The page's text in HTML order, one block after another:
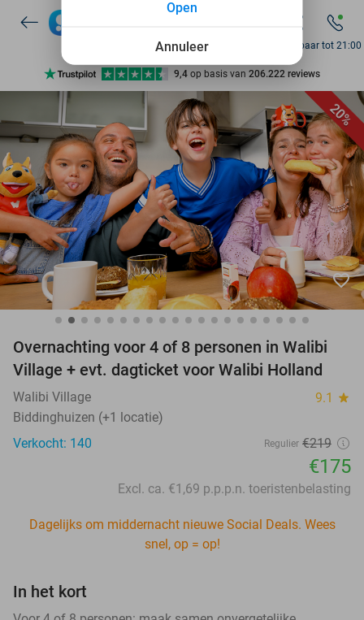
7 dagen per week beschikbaar
10+ miljoen leden
9,4 op basis van 206.222 reviews
Ontdek 15.000+ deals
7 dagen per week beschikbaar
10+ miljoen leden
Bereikbaar tot 21:00
20%
favorite_border
Overnachting voor 4 of 8 personen in Walibi
Village + evt. dagticket voor Walibi Holland
Walibi Village 9.1 star
Biddinghuizen (+1 locatie)
Verkocht: 140
Regulier €219
€175
Excl. ca. €1,69 p.p.p.n. toeristenbelasting
Dagelijks om middernacht nieuwe Social Deals. Wees
snel, op = op!
In het kort
Annuleer
Open